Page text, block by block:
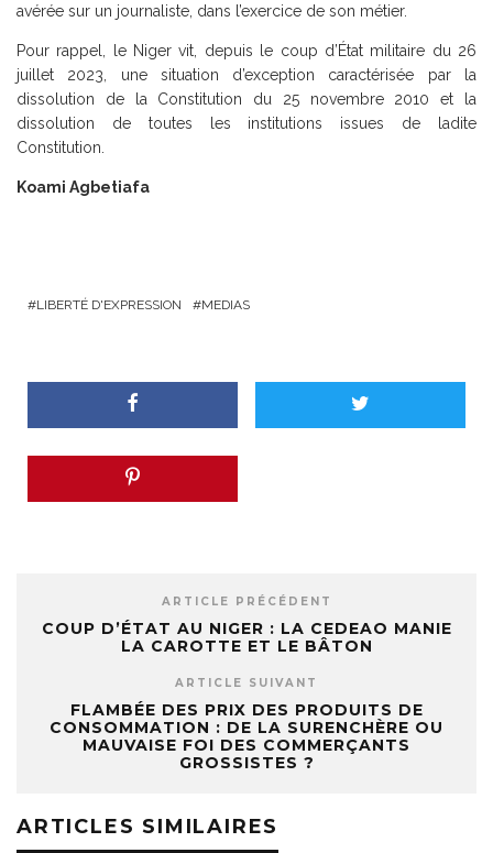
avérée sur un journaliste, dans l’exercice de son métier.
Pour rappel, le Niger vit, depuis le coup d’État militaire du 26
juillet 2023, une situation d’exception caractérisée par la
dissolution de la Constitution du 25 novembre 2010 et la
dissolution de toutes les institutions issues de ladite
Constitution.
Koami Agbetiafa
LIBERTÉ D'EXPRESSION MEDIAS
ARTICLE PRÉCÉDENT
COUP D’ÉTAT AU NIGER : LA CEDEAO MANIE
LA CAROTTE ET LE BÂTON
ARTICLE SUIVANT
FLAMBÉE DES PRIX DES PRODUITS DE
CONSOMMATION : DE LA SURENCHÈRE OU
MAUVAISE FOI DES COMMERÇANTS
GROSSISTES ?
ARTICLES SIMILAIRES